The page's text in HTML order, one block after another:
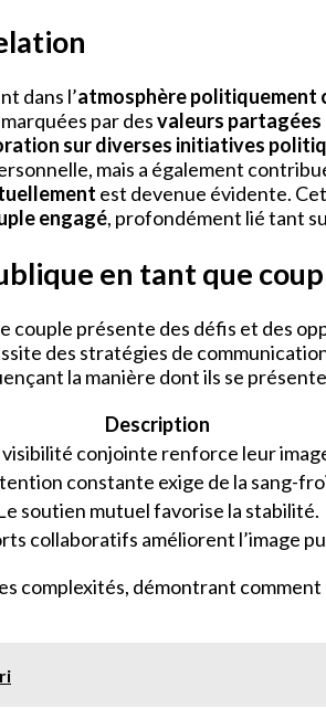
dans l’atmosphère politiquement
par desvaleurs partagées
sur diverses initiatives
mais a également
est devenue évidente.
engagé, profondément lié tant
en tant que
couple présente des défis et des
des stratégies de
la manière dont ils se
Description
visibilité conjointe renforce leur
constante exige de la sang-
soutien mutuel favorise la stabilité.
collaboratifs améliorent l’image
complexités, démontrant